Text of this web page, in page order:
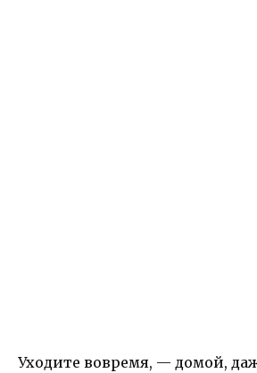
Уходите вовремя, — домой,